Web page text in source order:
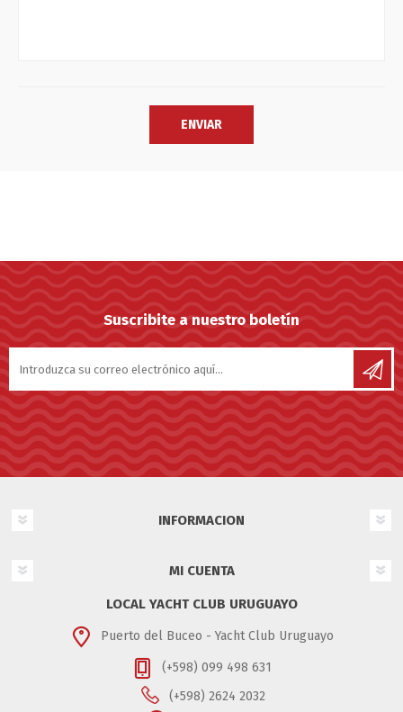
Suscribite a nuestro boletín
INFORMACION
MI CUENTA
LOCAL YACHT CLUB URUGUAYO
Puerto del Buceo - Yacht Club Uruguayo
(+598) 099 498 631
(+598) 2624 2032